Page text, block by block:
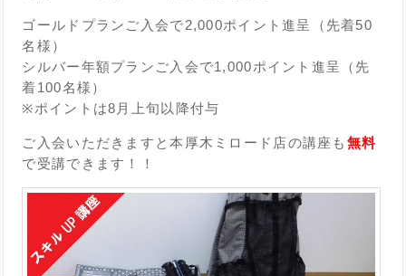
ゴールドプランご入会で2,000ポイント進呈（先着50
名様）
シルバー年額プランご入会で1,000ポイント進呈（先
着100名様）
※ポイントは8月上旬以降付与
ご入会いただきますと本厚木ミロード店の講座も 無料
で受講できます！！